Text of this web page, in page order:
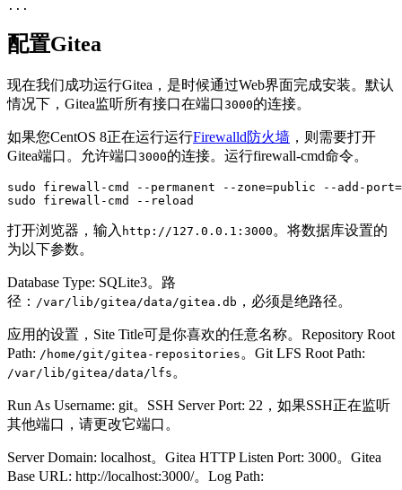
配置Gitea
现在我们成功运行Gitea，是时候通过Web界面完成安装。默认
情况下，Gitea监听所有接口在端口3000的连接。
如果您CentOS 8正在运行运行Firewalld防火墙 ，则需要打开
Gitea端口。允许端口3000的连接。运行firewall-cmd命令。
sudo firewall-cmd --permanent --zone=public --add-
打开浏览器，输入 http://127.0.0.1:3000 。将数据库设置的
为以下参数。
Database Type: SQLite3。路
径： /var/lib/gitea/data/gitea.db ，必须是绝路径。
应用的设置，Site Title可是你喜欢的任意名称。Repository Root
Path: /home/git/gitea-repositories 。Git LFS Root Path:
/var/lib/gitea/data/lfs 。
Run As Username: git。SSH Server Port: 22，如果SSH正在监听
其他端口，请更改它端口。
Server Domain: localhost。Gitea HTTP Listen Port: 3000。Gitea
Base URL: http://localhost:3000/。Log Path: